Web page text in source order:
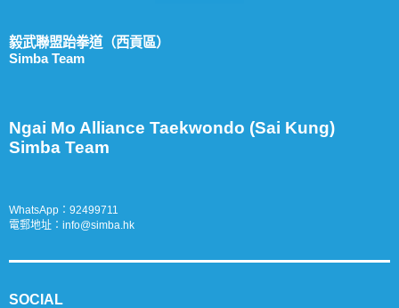
毅武聯盟跆拳道（西貢區）
Simba Team
Ngai Mo Alliance Taekwondo (Sai Kung)
Simba Team
WhatsApp： 92499711
電郵地址： info@simba.hk
SOCIAL